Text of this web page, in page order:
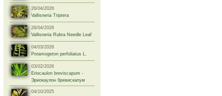
26/04/2026
Vallisneria Triptera
26/04/2026
Vallisneria Rubra Needle Leaf
04/03/2026
Potamogeton perfoliatus L.
03/02/2026
Eriocaulon breviscapum -
Эриокаулон бревискапум
04/10/2025